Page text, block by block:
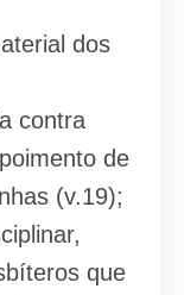
dos
contra
de
(v.19);
que